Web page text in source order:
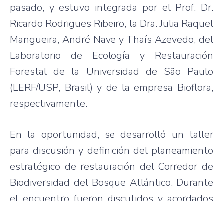
pasado, y estuvo integrada por el Prof. Dr.
Ricardo Rodrigues Ribeiro, la Dra. Julia Raquel
Mangueira, André Nave y Thaís Azevedo, del
Laboratorio de Ecología y Restauración
Forestal de la Universidad de São Paulo
(LERF/USP, Brasil) y de la empresa Bioflora,
respectivamente.
En la oportunidad, se desarrolló un taller
para discusión y definición del planeamiento
estratégico de restauración del Corredor de
Biodiversidad del Bosque Atlántico. Durante
el encuentro fueron discutidos y acordados